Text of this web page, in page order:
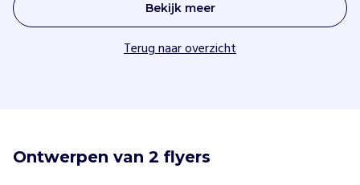
Bekijk meer
Terug naar overzicht
Ontwerpen van 2 flyers